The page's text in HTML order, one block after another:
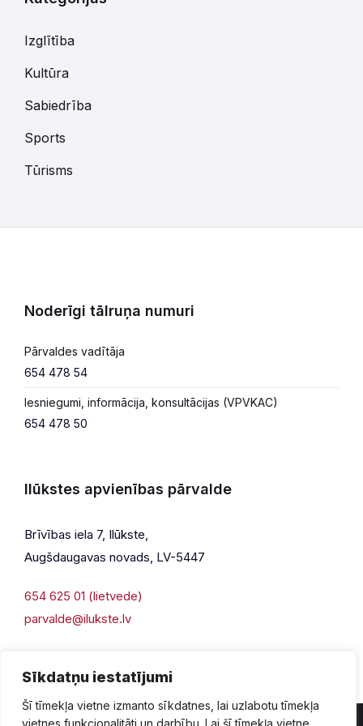
Sīkdatņu iestatījumi
Šī tīmekļa vietne izmanto sīkdatnes, lai uzlabotu tīmekļa
vietnes funkcionalitāti un darbību. Lai šī tīmekļa vietne
Izglītība
Kultūra
Sabiedrība
Sports
Tūrisms
Noderīgi tālruņa numuri
Pārvaldes vadītāja
654 478 54
Iesniegumi, informācija, konsultācijas (VPVKAC)
654 478 50
Ilūkstes apvienības pārvalde
Brīvības iela 7, Ilūkste,
Augšdaugavas novads, LV-5447
654 625 01 (lietvede)
parvalde@ilukste.lv